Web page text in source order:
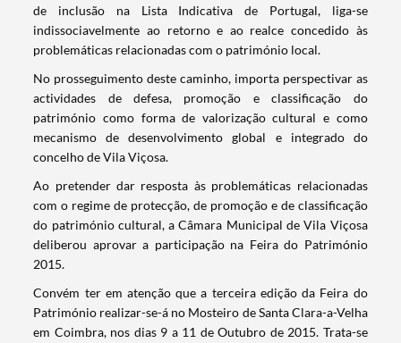
de inclusão na Lista Indicativa de Portugal, liga-se
indissociavelmente ao retorno e ao realce concedido às
problemáticas relacionadas com o património local.
No prosseguimento deste caminho, importa perspectivar as
actividades de defesa, promoção e classificação do
património como forma de valorização cultural e como
mecanismo de desenvolvimento global e integrado do
concelho de Vila Viçosa.
Ao pretender dar resposta às problemáticas relacionadas
com o regime de protecção, de promoção e de classificação
do património cultural, a Câmara Municipal de Vila Viçosa
deliberou aprovar a participação na Feira do Património
2015.
Convém ter em atenção que a terceira edição da Feira do
Património realizar-se-á no Mosteiro de Santa Clara-a-Velha
em Coimbra, nos dias 9 a 11 de Outubro de 2015. Trata-se